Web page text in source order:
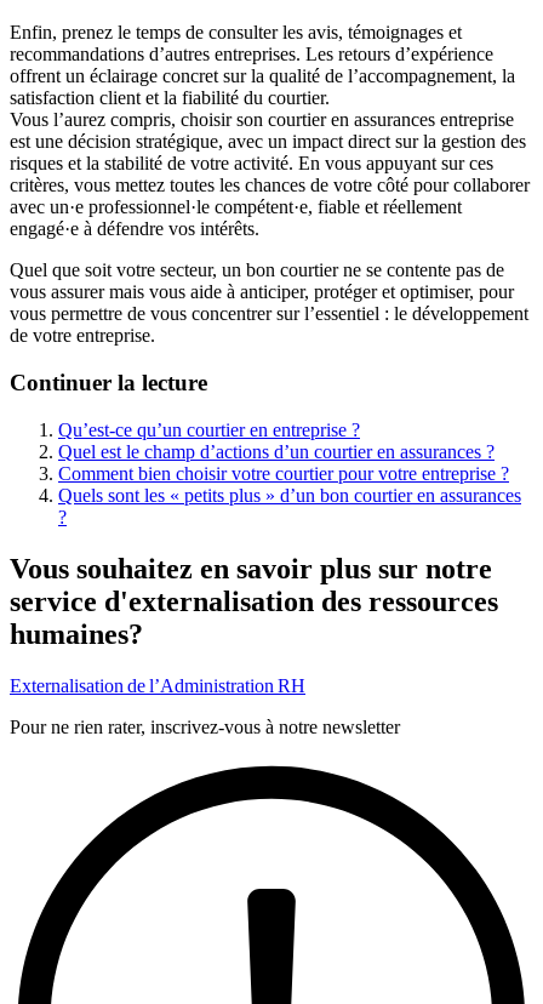
Enfin, prenez le temps de consulter les avis, témoignages et
recommandations d’autres entreprises. Les retours d’expérience
offrent un éclairage concret sur la qualité de l’accompagnement, la
satisfaction client et la fiabilité du courtier.
Vous l’aurez compris, choisir son courtier en assurances entreprise
est une décision stratégique, avec un impact direct sur la gestion des
risques et la stabilité de votre activité. En vous appuyant sur ces
critères, vous mettez toutes les chances de votre côté pour collaborer
avec un·e professionnel·le compétent·e, fiable et réellement
engagé·e à défendre vos intérêts.
Quel que soit votre secteur, un bon courtier ne se contente pas de
vous assurer mais vous aide à anticiper, protéger et optimiser, pour
vous permettre de vous concentrer sur l’essentiel : le développement
de votre entreprise.
Continuer la lecture
Qu’est-ce qu’un courtier en entreprise ?
Quel est le champ d’actions d’un courtier en assurances ?
Comment bien choisir votre courtier pour votre entreprise ?
Quels sont les « petits plus » d’un bon courtier en assurances
?
Vous souhaitez en savoir plus sur notre
service d'externalisation des ressources
humaines?
Externalisation de l’Administration RH
Pour ne rien rater, inscrivez-vous à notre newsletter